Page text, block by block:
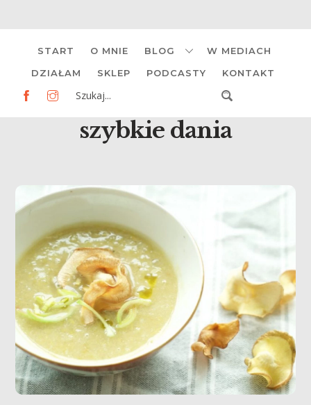
content
START O MNIE BLOG W MEDIACH
DZIAŁAM SKLEP PODCASTY KONTAKT
szybkie dania